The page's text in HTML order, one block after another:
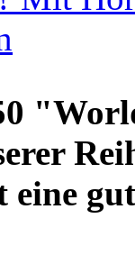
eine